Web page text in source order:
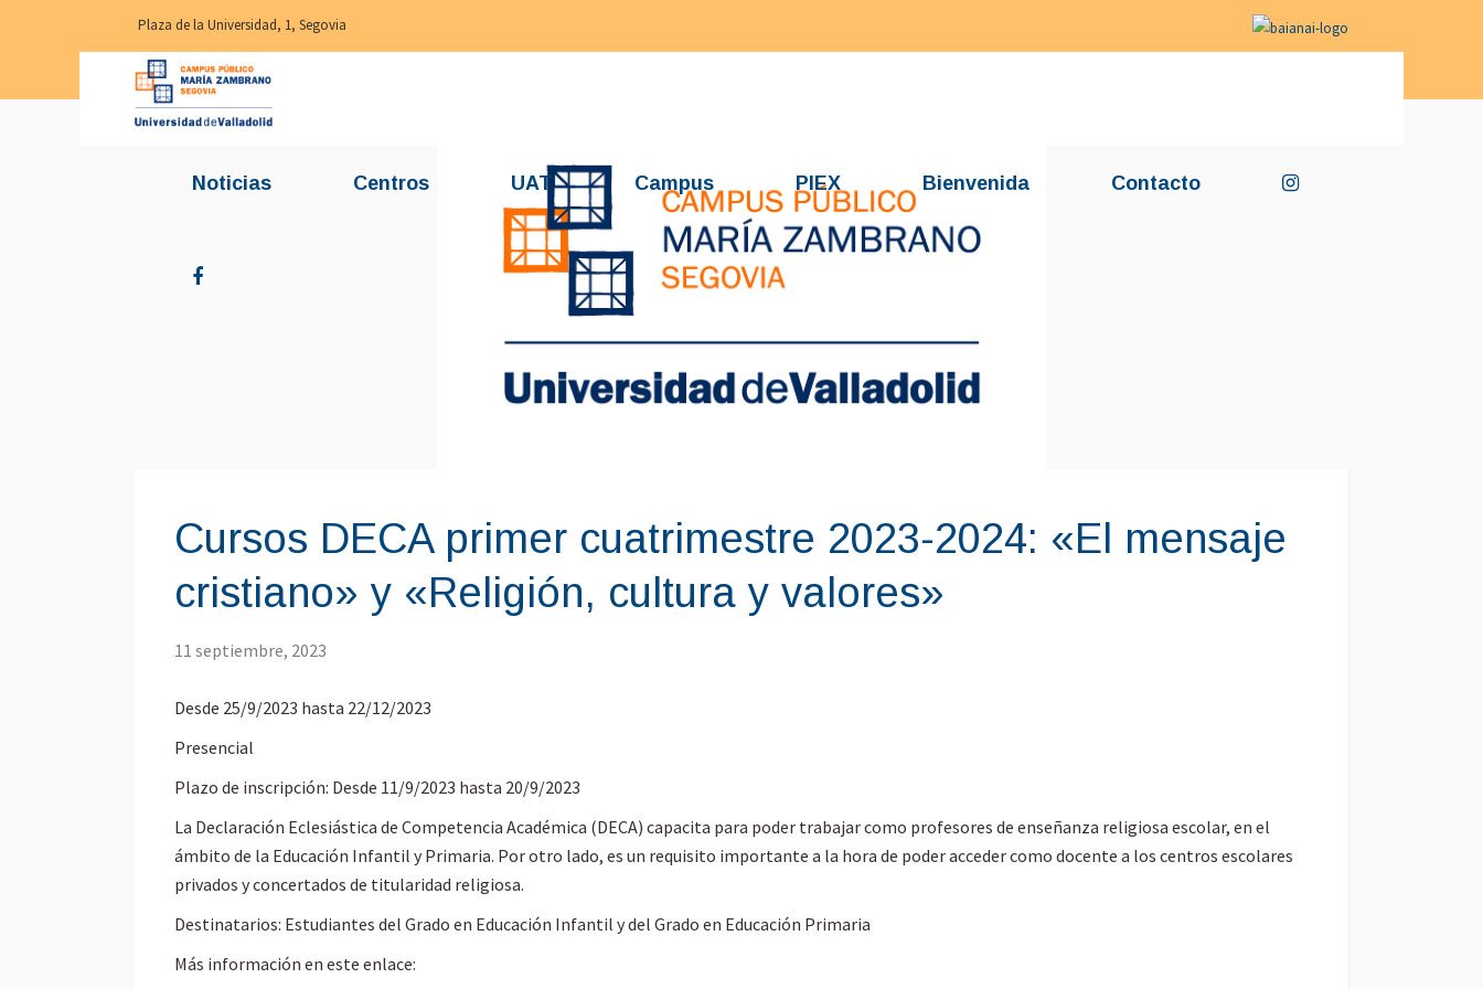
Plaza de la Universidad, 1, Segovia
Noticias Centros UAT Campus PIEX Bienvenida Contacto
Cursos DECA primer cuatrimestre 2023-2024: «El mensaje
cristiano» y «Religión, cultura y valores»
11 septiembre, 2023
Desde 25/9/2023 hasta 22/12/2023
Presencial
Plazo de inscripción: Desde 11/9/2023 hasta 20/9/2023
La Declaración Eclesiástica de Competencia Académica (DECA) capacita para poder trabajar como profesores de enseñanza religiosa escolar, en el
ámbito de la Educación Infantil y Primaria. Por otro lado, es un requisito importante a la hora de poder acceder como docente a los centros escolares
privados y concertados de titularidad religiosa.
Destinatarios: Estudiantes del Grado en Educación Infantil y del Grado en Educación Primaria
Más información en este enlace: